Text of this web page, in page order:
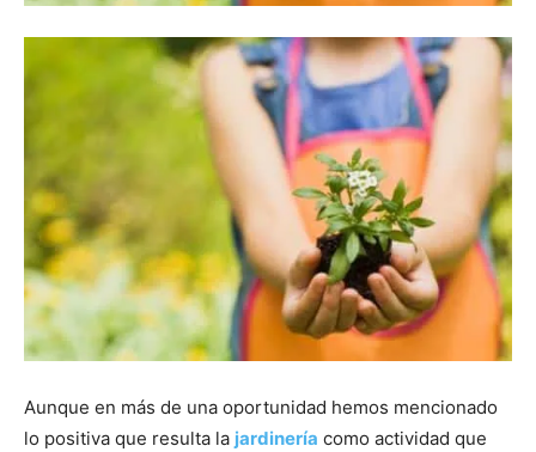
Aunque en más de una oportunidad hemos mencionado
lo positiva que resulta la jardinería como actividad que